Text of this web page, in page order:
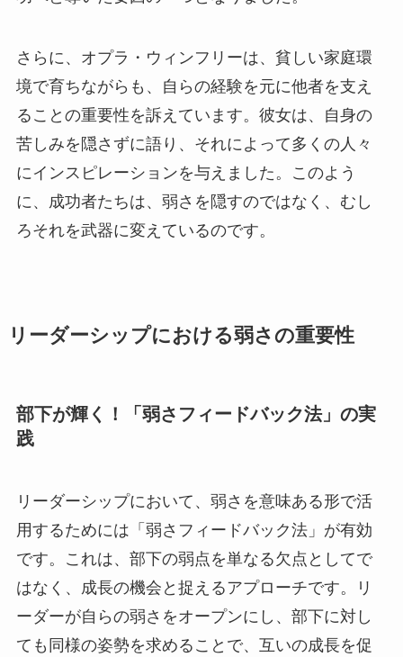
さらに、オプラ・ウィンフリーは、貧しい家庭環
境で育ちながらも、自らの経験を元に他者を支え
ることの重要性を訴えています。彼女は、自身の
苦しみを隠さずに語り、それによって多くの人々
にインスピレーションを与えました。このよう
に、成功者たちは、弱さを隠すのではなく、むし
ろそれを武器に変えているのです。
リーダーシップにおける弱さの重要性
部下が輝く！「弱さフィードバック法」の実
践
リーダーシップにおいて、弱さを意味ある形で活
用するためには「弱さフィードバック法」が有効
です。これは、部下の弱点を単なる欠点としてで
はなく、成長の機会と捉えるアプローチです。リ
ーダーが自らの弱さをオープンにし、部下に対し
ても同様の姿勢を求めることで、互いの成長を促